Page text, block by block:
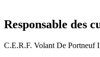
Responsable des
C.E.R.F. Volant De Portneuf